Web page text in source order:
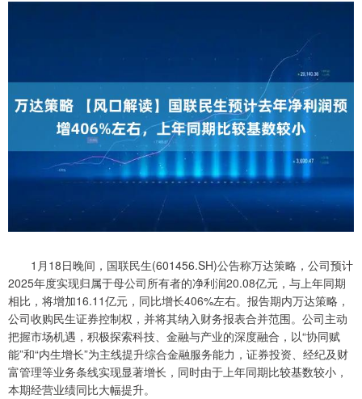
1月18日晚间，国联民生(601456.SH)公告称万达策略，公司预计
2025年度实现归属于母公司所有者的净利润20.08亿元，与上年同期
相比，将增加16.11亿元，同比增长406%左右。报告期内万达策略，
公司收购民生证券控制权，并将其纳入财务报表合并范围。公司主动
把握市场机遇，积极探索科技、金融与产业的深度融合，以“协同赋
能”和“内生增长”为主线提升综合金融服务能力，证券投资、经纪及财
富管理等业务条线实现显著增长，同时由于上年同期比较基数较小，
本期经营业绩同比大幅提升。